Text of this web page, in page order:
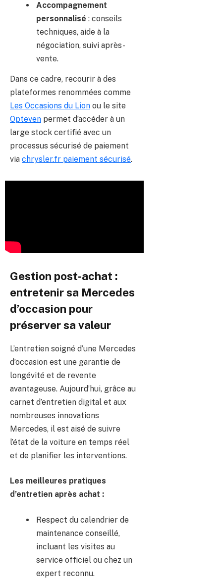
Accompagnement
personnalisé : conseils
techniques, aide à la
négociation, suivi après-
vente.
Dans ce cadre, recourir à des
plateformes renommées comme
Les Occasions du Lion ou le site
Opteven permet d’accéder à un
large stock certifié avec un
processus sécurisé de paiement
via chrysler.fr paiement sécurisé.
Gestion post-achat :
entretenir sa Mercedes
d’occasion pour
préserver sa valeur
L’entretien soigné d’une Mercedes
d’occasion est une garantie de
longévité et de revente
avantageuse. Aujourd’hui, grâce au
carnet d’entretien digital et aux
nombreuses innovations
Mercedes, il est aisé de suivre
l’état de la voiture en temps réel
et de planifier les interventions.
Les meilleures pratiques
d’entretien après achat :
Respect du calendrier de
maintenance conseillé,
incluant les visites au
service officiel ou chez un
expert reconnu.